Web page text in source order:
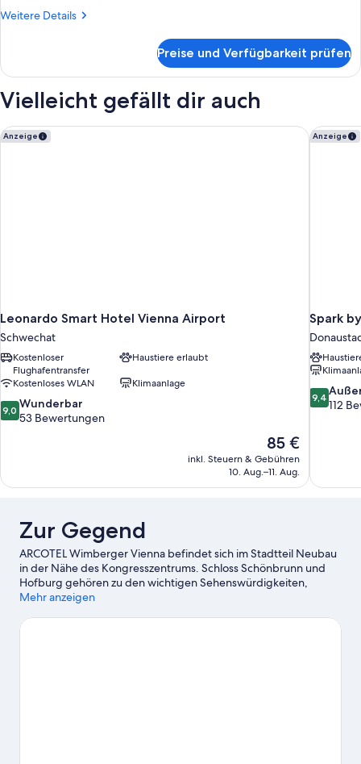
Weitere Details
Weitere
Einzelzimmer
Preise und Verfügbarkeit prüfen
Vielleicht gefällt dir auch
Anzeige
Leonardo Smart Hotel Vienna Airport
Schwechat
Kostenloser
Flughafentransfer
Haustiere erlaubt
Kostenloses WLAN
Klimaanlage
9.0
von
Bewertungen
9,0 Wunderbar
53 Bewertungen
Der
Preis
beträgt
85 €
inkl. Steuern & Gebühren
10. Aug.–11. Aug.
Leonardo Smart Hotel Vienna Airport Anzeige
Spark
9.4
von
9,4
112
Spark
Zur Gegend
ARCOTEL Wimberger Vienna befindet sich im Stadtteil Neubau
in der Nähe des Kongresszentrums. Schloss Schönbrunn und
Hofburg gehören zu den wichtigen Sehenswürdigkeiten,
während Besucher, die shoppen gehen möchten, einen Ausflug
Naschmarkt. Lust auf ein spannendes Event? Dann schau doch
Mehr anzeigen